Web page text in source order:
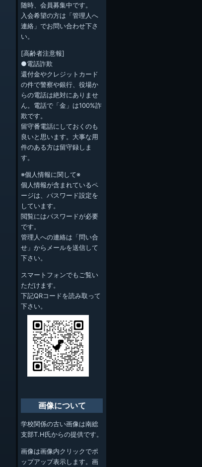
随時、会員募集中です。
入会希望の方は「管理人へ
連絡」でお問い合わせ下さ
い。
[高齢者注意報]
●電話詐欺
還付金やクレジットカード
の件で警察や銀行、役場か
らの電話は絶対にありませ
ん。電話で「金」は100%詐
欺です。
留守番電話にしておくのも
良いと思います。大事な用
件のある方は留守録しま
す。
※個人情報に関して※
個人情報が含まれているペ
ージは、パスワード設定を
しています。
閲覧にはパスワードが必要
です。
管理人への連絡は「問い合
せ」からメールを送信して
下さい。
スマートフォンでもご覧い
ただけます。
下記QRコードを読み取って
下さい。
画像について
学校関係の古い画像は南総
支部T.H氏からの提供です。
画像は画像内クリックでポ
ップアップ表示します。画